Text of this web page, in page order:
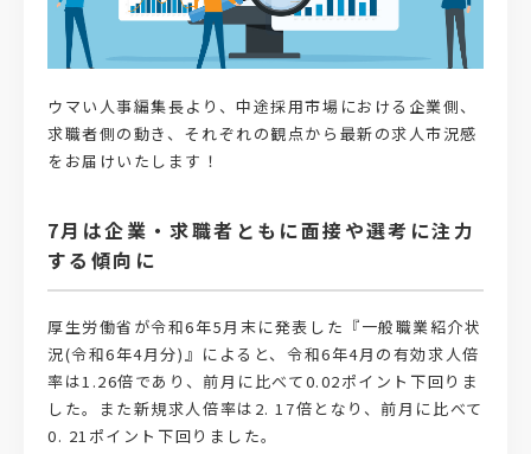
ウマい人事編集長より、中途採用市場における企業側、
求職者側の動き、それぞれの観点から最新の求人市況感
をお届けいたします！
7月は企業・求職者ともに面接や選考に注力
する傾向に
厚生労働省が令和6年5月末に発表した『一般職業紹介状
況(令和6年4月分)』によると、令和6年4月の有効求人倍
率は1.26倍であり、前月に比べて0.02ポイント下回りま
した。また新規求人倍率は2. 17倍となり、前月に比べて
0. 21ポイント下回りました。